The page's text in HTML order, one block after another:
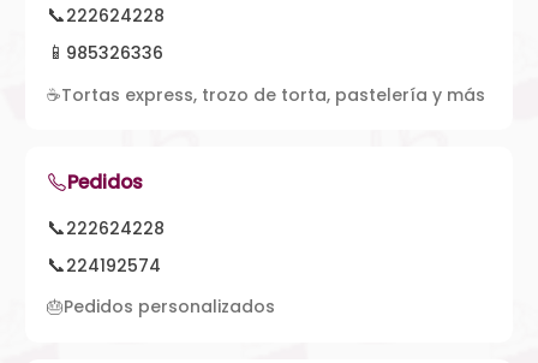
📞222624228
📱 985326336
☕Tortas express, trozo de torta, pastelería y más
Pedidos
📞222624228
📞224192574
🎂Pedidos personalizados